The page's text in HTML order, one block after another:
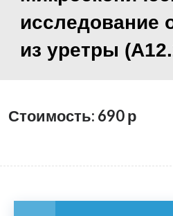
исследование
из уретры
Стоимость: 690р